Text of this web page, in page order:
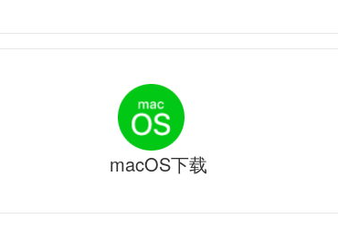
macOS下载